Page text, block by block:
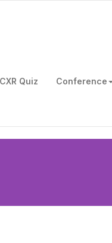
CXR Quiz Conference